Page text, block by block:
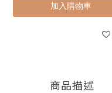
加入購物車
商品描述